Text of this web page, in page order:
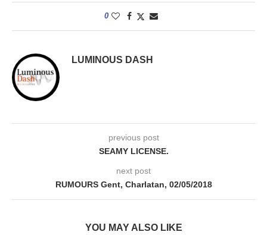
0
LUMINOUS DASH
previous post
SEAMY LICENSE.
next post
RUMOURS Gent, Charlatan, 02/05/2018
YOU MAY ALSO LIKE